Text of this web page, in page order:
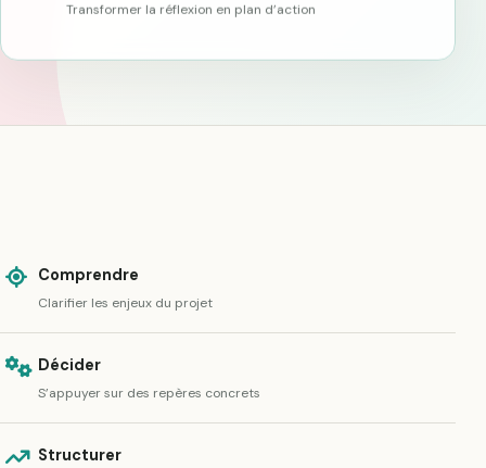
Transformer la réflexion en plan d’action
Comprendre
Clarifier les enjeux du projet
Décider
S’appuyer sur des repères concrets
Structurer